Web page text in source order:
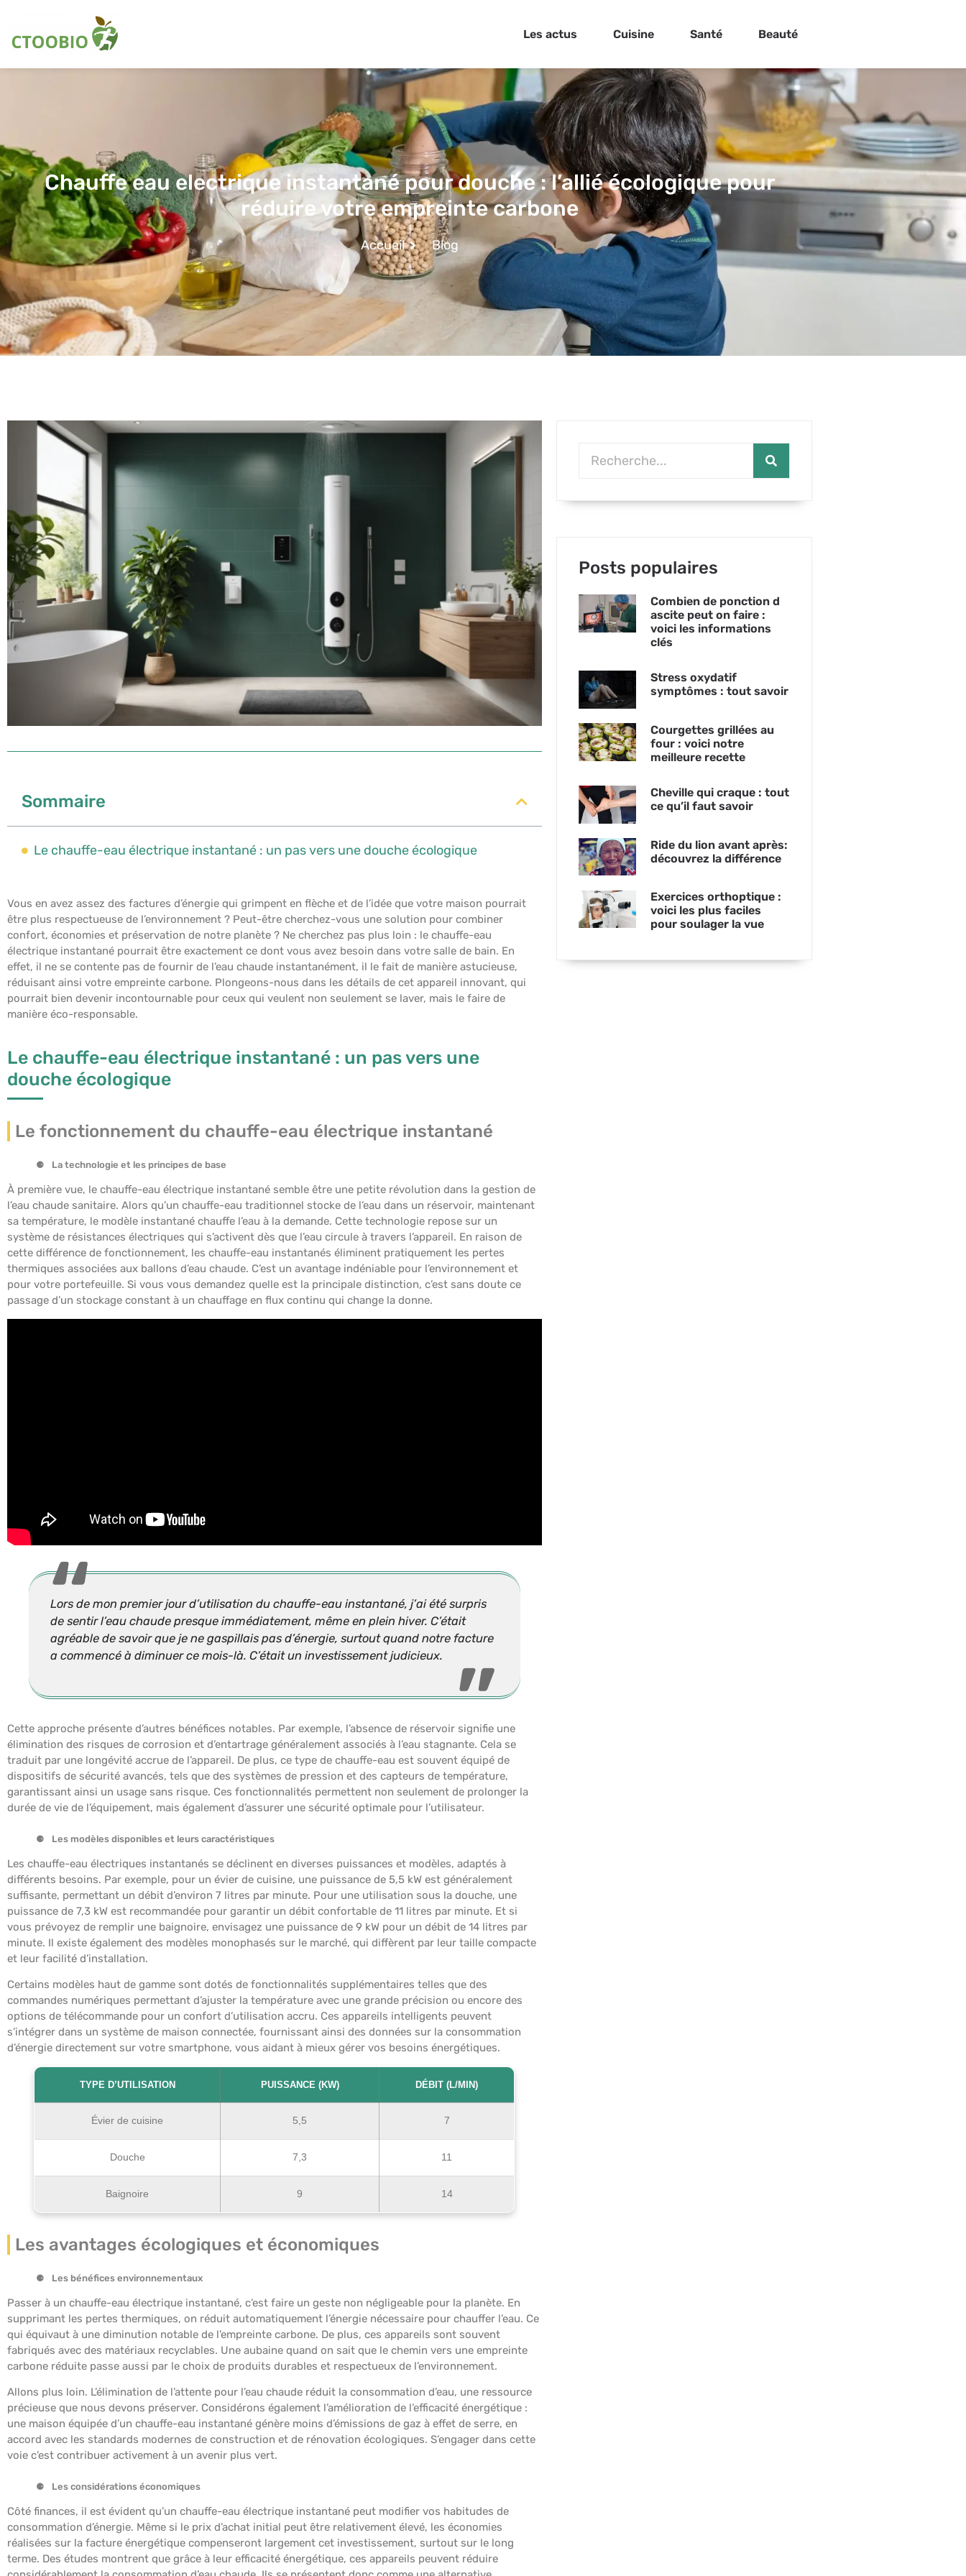
Les actus Cuisine Santé Beauté
Chauffe eau electrique instantané pour douche : l’allié écologique pour
réduire votre empreinte carbone
Accueil Blog
Sommaire
Le chauffe-eau électrique instantané : un pas vers une douche écologique
Vous en avez assez des factures d’énergie qui grimpent en flèche et de l’idée que votre maison pourrait
être plus respectueuse de l’environnement ? Peut-être cherchez-vous une solution pour combiner
confort, économies et préservation de notre planète ? Ne cherchez pas plus loin : le chauffe-eau
électrique instantané pourrait être exactement ce dont vous avez besoin dans votre salle de bain. En
effet, il ne se contente pas de fournir de l’eau chaude instantanément, il le fait de manière astucieuse,
réduisant ainsi votre empreinte carbone. Plongeons-nous dans les détails de cet appareil innovant, qui
pourrait bien devenir incontournable pour ceux qui veulent non seulement se laver, mais le faire de
manière éco-responsable.
Le chauffe-eau électrique instantané : un pas vers une
douche écologique
Le fonctionnement du chauffe-eau électrique instantané
La technologie et les principes de base
À première vue, le chauffe-eau électrique instantané semble être une petite révolution dans la gestion de
l’eau chaude sanitaire. Alors qu’un chauffe-eau traditionnel stocke de l’eau dans un réservoir, maintenant
sa température, le modèle instantané chauffe l’eau à la demande. Cette technologie repose sur un
système de résistances électriques qui s’activent dès que l’eau circule à travers l’appareil. En raison de
cette différence de fonctionnement, les chauffe-eau instantanés éliminent pratiquement les pertes
thermiques associées aux ballons d’eau chaude. C’est un avantage indéniable pour l’environnement et
pour votre portefeuille. Si vous vous demandez quelle est la principale distinction, c’est sans doute ce
passage d’un stockage constant à un chauffage en flux continu qui change la donne.
Lors de mon premier jour d’utilisation du chauffe-eau instantané, j’ai été surpris
de sentir l’eau chaude presque immédiatement, même en plein hiver. C’était
agréable de savoir que je ne gaspillais pas d’énergie, surtout quand notre facture
a commencé à diminuer ce mois-là. C’était un investissement judicieux.
Cette approche présente d’autres bénéfices notables. Par exemple, l’absence de réservoir signifie une
élimination des risques de corrosion et d’entartrage généralement associés à l’eau stagnante. Cela se
traduit par une longévité accrue de l’appareil. De plus, ce type de chauffe-eau est souvent équipé de
dispositifs de sécurité avancés, tels que des systèmes de pression et des capteurs de température,
garantissant ainsi un usage sans risque. Ces fonctionnalités permettent non seulement de prolonger la
durée de vie de l’équipement, mais également d’assurer une sécurité optimale pour l’utilisateur.
Les modèles disponibles et leurs caractéristiques
Les chauffe-eau électriques instantanés se déclinent en diverses puissances et modèles, adaptés à
différents besoins. Par exemple, pour un évier de cuisine, une puissance de 5,5 kW est généralement
suffisante, permettant un débit d’environ 7 litres par minute. Pour une utilisation sous la douche, une
puissance de 7,3 kW est recommandée pour garantir un débit confortable de 11 litres par minute. Et si
vous prévoyez de remplir une baignoire, envisagez une puissance de 9 kW pour un débit de 14 litres par
minute. Il existe également des modèles monophasés sur le marché, qui diffèrent par leur taille compacte
et leur facilité d’installation.
Certains modèles haut de gamme sont dotés de fonctionnalités supplémentaires telles que des
commandes numériques permettant d’ajuster la température avec une grande précision ou encore des
options de télécommande pour un confort d’utilisation accru. Ces appareils intelligents peuvent
s’intégrer dans un système de maison connectée, fournissant ainsi des données sur la consommation
d’énergie directement sur votre smartphone, vous aidant à mieux gérer vos besoins énergétiques.
TYPE D’UTILISATION PUISSANCE (KW) DÉBIT (L/MIN)
Évier de cuisine 5,5 7
Douche 7,3 11
Baignoire 9 14
Les avantages écologiques et économiques
Les bénéfices environnementaux
Passer à un chauffe-eau électrique instantané, c’est faire un geste non négligeable pour la planète. En
supprimant les pertes thermiques, on réduit automatiquement l’énergie nécessaire pour chauffer l’eau. Ce
qui équivaut à une diminution notable de l’empreinte carbone. De plus, ces appareils sont souvent
fabriqués avec des matériaux recyclables. Une aubaine quand on sait que le chemin vers une empreinte
carbone réduite passe aussi par le choix de produits durables et respectueux de l’environnement.
Allons plus loin. L’élimination de l’attente pour l’eau chaude réduit la consommation d’eau, une ressource
précieuse que nous devons préserver. Considérons également l’amélioration de l’efficacité énergétique :
une maison équipée d’un chauffe-eau instantané génère moins d’émissions de gaz à effet de serre, en
accord avec les standards modernes de construction et de rénovation écologiques. S’engager dans cette
voie c’est contribuer activement à un avenir plus vert.
Les considérations économiques
Côté finances, il est évident qu’un chauffe-eau électrique instantané peut modifier vos habitudes de
consommation d’énergie. Même si le prix d’achat initial peut être relativement élevé, les économies
réalisées sur la facture énergétique compenseront largement cet investissement, surtout sur le long
terme. Des études montrent que grâce à leur efficacité énergétique, ces appareils peuvent réduire
Posts populaires
Combien de ponction d
ascite peut on faire :
voici les informations
clés
Stress oxydatif
symptômes : tout savoir
Courgettes grillées au
four : voici notre
meilleure recette
Cheville qui craque : tout
ce qu’il faut savoir
Ride du lion avant après:
découvrez la différence
Exercices orthoptique :
voici les plus faciles
pour soulager la vue